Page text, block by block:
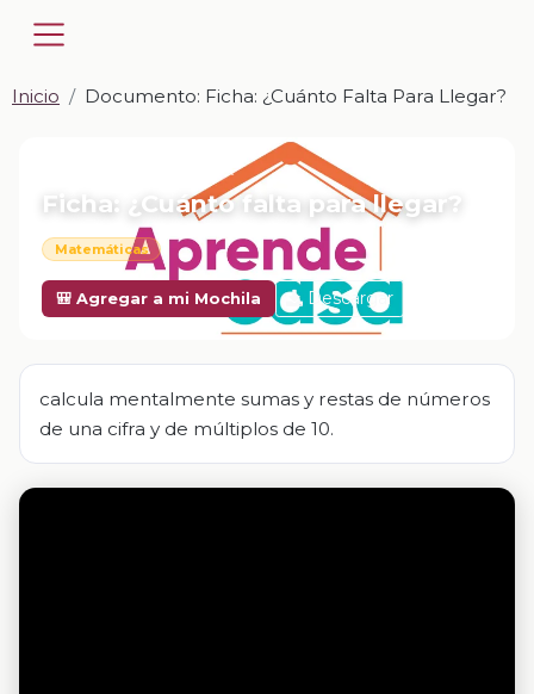
Inicio Documento: Ficha: ¿Cuánto Falta Para Llegar?
📎 DOCUMENTO · DOCX
Ficha: ¿Cuánto falta para llegar?
Matemáticas
🎒 Agregar a mi Mochila Descargar
calcula mentalmente sumas y restas de números
de una cifra y de múltiplos de 10.